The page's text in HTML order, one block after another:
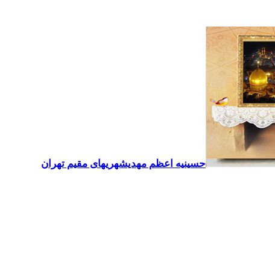
حسینیه اعظم مهدیشهریهای مقیم تهران